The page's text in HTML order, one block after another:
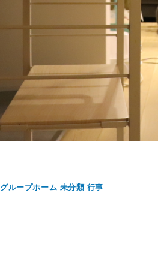
グループホーム 未分類 行事